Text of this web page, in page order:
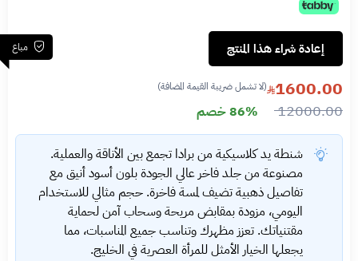
مباع إعادة شراء هذا المنتج
1600.00 (لا تشمل ضريبة القيمة المضافة)
12000.00 86% خصم
شنطة يد كلاسيكية من برادا تجمع بين الأناقة والعملية.
مصنوعة من جلد فاخر عالي الجودة بلون أسود أنيق مع
تفاصيل ذهبية تضيف لمسة فاخرة. حجم مثالي للاستخدام
اليومي، مزودة بمقابض مريحة وسحاب آمن لحماية
مقتنياتك. تعزز مظهرك وتناسب جميع المناسبات، مما
يجعلها الخيار الأمثل للمرأة العصرية في الخليج.